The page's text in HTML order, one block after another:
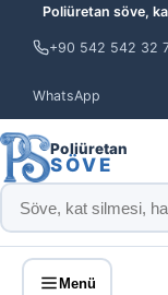
Poliüretan söve,
+90 542 542 32
WhatsApp
Poliüretan
SÖVE
Menü